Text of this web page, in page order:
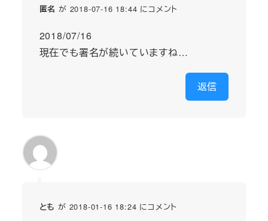
匿名 が 2018-07-16 18:44 にコメント
2018/07/16
現在でも署名が続いていますね…
返信
とも が 2018-01-16 18:24 にコメント